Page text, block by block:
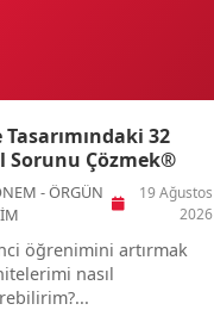
32
Sorunu Çözmek®
- ÖRGÜN
19 Ağustos
2026
öğrenimini artırmak
nasıl